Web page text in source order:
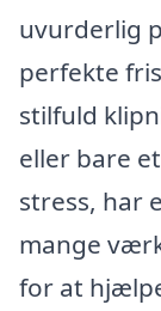
uvurderlig
perfekte
stilfuld
eller bare
stress, har
mange
for at